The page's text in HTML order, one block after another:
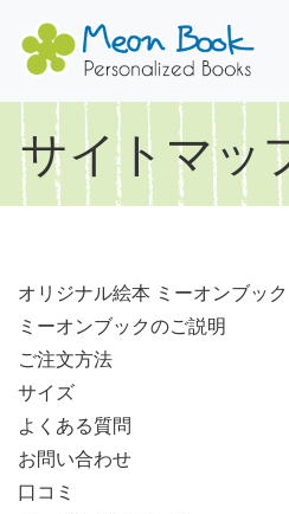
サイトマッ
オリジナル絵本 ミーオンブッ
ミーオンブックのご説明
ご注文方法
サイズ
よくある質問
お問い合わせ
口コミ